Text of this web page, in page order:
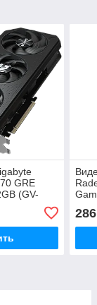
GRE
(GV-
OC-